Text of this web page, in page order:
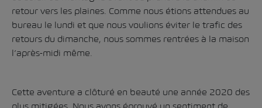
retour vers les plaines. Comme nous étions attendues au
bureau le lundi et que nous voulions éviter le trafic des
retours du dimanche, nous sommes rentrées à la maison
l’après-midi même.
Cette aventure a clôturé en beauté une année 2020 des
plus mitigées. Nous avons éprouvé un sentiment de